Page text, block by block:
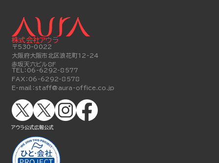
株式会社アウラ
〒530-0022
大阪府大阪市北区浪花町12-24
赤坂天六ビル8F
TEL： 06-6292-8577
FAX： 06-6292-8578
E-mail： staff@aura-office.co.jp
アウラ公式広報公式